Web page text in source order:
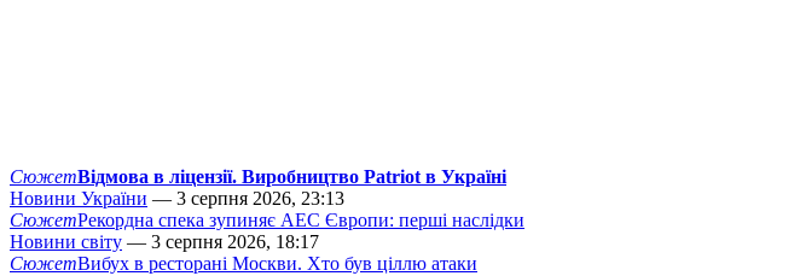
СюжетВідмова в ліцензії. Виробництво Patriot в Україні
Новини України — 3 серпня 2026, 23:13
СюжетРекордна спека зупиняє АЕС Європи: перші наслідки
Новини світу — 3 серпня 2026, 18:17
СюжетВибух в ресторані Москви. Хто був ціллю атаки